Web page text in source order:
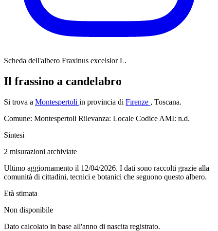
Scheda dell'albero Fraxinus excelsior L.
Il frassino a candelabro
Si trova a Montespertoli in provincia di Firenze , Toscana.
Comune: Montespertoli Rilevanza: Locale Codice AMI: n.d.
Sintesi
2 misurazioni archiviate
Ultimo aggiornamento il 12/04/2026. I dati sono raccolti grazie alla
comunità di cittadini, tecnici e botanici che seguono questo albero.
Età stimata
Non disponibile
Dato calcolato in base all'anno di nascita registrato.